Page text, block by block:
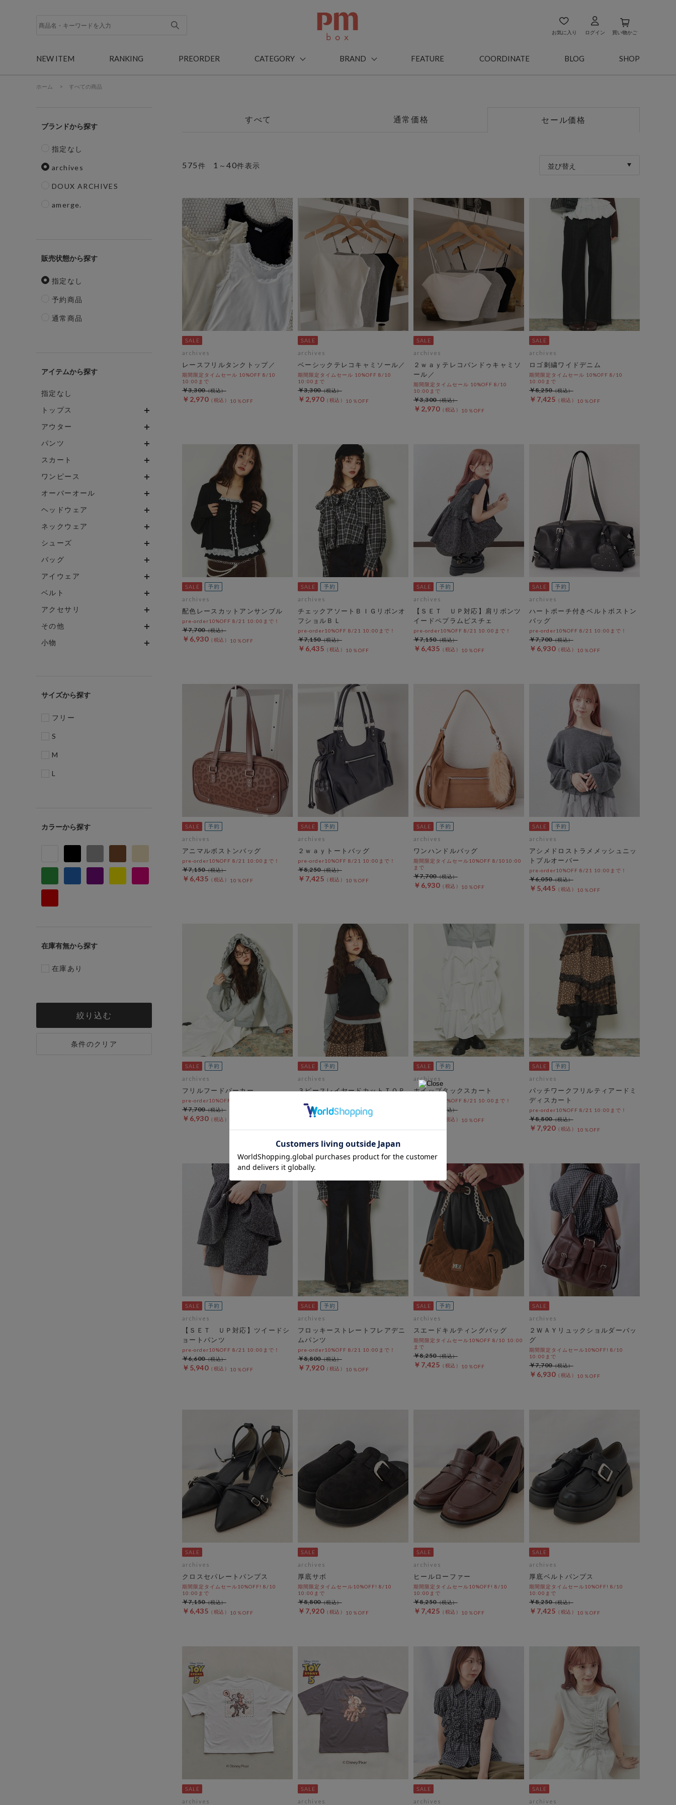
お気に入り ログイン 買い物かご
NEW ITEM RANKING PREORDER CATEGORY BRAND FEATURE COORDINATE BLOG SHOP
ホーム > すべての商品
ブランド
指定なし
archives
DOUX ARCHIVES
amerge.
販売状態
指定なし
予約商品
通常商品
アイテム
指定なし
トップス
アウター
パンツ
スカート
ワンピース
オーバーオール
ヘッドウェア
ネックウェア
シューズ
バッグ
アイウェア
ベルト
アクセサリ
その他
小物
サイズ
フリー
S
M
L
カラー
在庫有無
在庫あり
絞り込む
条件のクリア
すべて 通常価格 セール価格
575件 1 ～40件表示 並び替え
archives
レースフリルタンクトップ／
期間限定タイムセール 10%OFF 8/10
10:00まで
￥2,970 10％OFF
￥3,300
archives
ベーシックテレコキャミソール／
期間限定タイムセール 10%OFF 8/10
10:00まで
￥2,970 10％OFF
￥3,300
archives
２ｗａｙテレコバンドゥキャミソ
ール／
期間限定タイムセール 10%OFF 8/10
10:00まで
￥2,970 10％OFF
￥3,300
archives
ロゴ刺繍ワイドデニム
期間限定タイムセール 10%OFF 8/10
10:00まで
￥7,425 10％OFF
￥8,250
archives
配色レースカットアンサンブル
pre-order10%OFF 8/21 10:00まで！
￥6,930 10％OFF
￥7,700
archives
チェックアソートＢＩＧリボンオ
フショルＢＬ
pre-order10%OFF 8/21 10:00まで！
￥6,435 10％OFF
￥7,150
archives
【ＳＥＴ ＵＰ対応】肩リボンツ
イードペプラムビスチェ
pre-order10%OFF 8/21 10:00まで！
￥6,435 10％OFF
￥7,150
archives
ハートポーチ付きベルトボストン
バッグ
pre-order10%OFF 8/21 10:00まで！
￥6,930 10％OFF
￥7,700
archives
アニマルボストンバッグ
pre-order10%OFF 8/21 10:00まで！
￥6,435 10％OFF
￥7,150
archives
２ｗａｙトートバッグ
pre-order10%OFF 8/21 10:00まで！
￥7,425 10％OFF
￥8,250
archives
ワンハンドルバッグ
期間限定タイムセール10%OFF 8/1010:00
まで
￥6,930 10％OFF
￥7,700
archives
アシメドロストラメメッシュニッ
トプルオーバー
pre-order10%OFF 8/21 10:00まで！
￥5,445 10％OFF
￥6,050
archives
フリルフードパーカー
pre-order10%OFF 8/21 10:00まで！
￥6,930
￥7,700
archives
３ピースレイヤードカットＴＯＰ
pre-order10%OFF 8/21 10:00まで！
￥7,425 10％OFF
￥8,250
archives
ホイップタックスカート
pre-order10%OFF 8/21 10:00まで！
10％OFF
archives
パッチワークフリルティアードミ
ディスカート
pre-order10%OFF 8/21 10:00まで！
￥7,920 10％OFF
￥8,800
archives
【ＳＥＴ ＵＰ対応】ツイードシ
ョートパンツ
pre-order10%OFF 8/21 10:00まで！
￥5,940 10％OFF
￥6,600
archives
フロッキーストレートフレアデニ
ムパンツ
pre-order10%OFF 8/21 10:00まで！
￥7,920 10％OFF
￥8,800
archives
スエードキルティングバッグ
期間限定タイムセール10%OFF 8/10 10:00
まで
￥7,425 10％OFF
￥8,250
archives
２ＷＡＹリュックショルダーバッ
グ
期間限定タイムセール10%OFF! 8/10
10:00まで
￥6,930 10％OFF
￥7,700
archives
クロスセパレートパンプス
期間限定タイムセール10%OFF! 8/10
10:00まで
￥6,435 10％OFF
￥7,150
archives
厚底サボ
期間限定タイムセール10%OFF! 8/10
10:00まで
￥7,920 10％OFF
￥8,800
archives
ヒールローファー
期間限定タイムセール10%OFF! 8/10
10:00まで
￥7,425 10％OFF
￥8,250
archives
厚底ベルトパンプス
期間限定タイムセール10%OFF! 8/10
10:00まで
￥7,425 10％OFF
￥8,250
archives archives archives archives